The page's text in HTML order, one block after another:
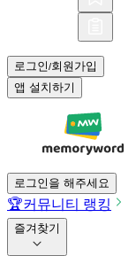
로그인/회원가입
앱 설치하기
로그인을 해주세요
🏆커뮤니티 랭킹
즐겨찾기